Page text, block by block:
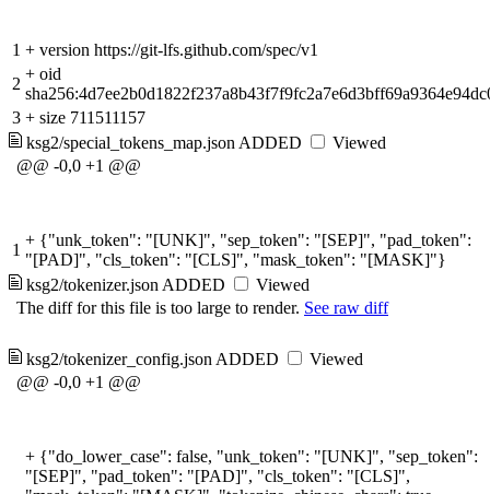
1 + version https://git-lfs.github.com/spec/v1
2
+ oid
3 + size 711511157
ksg2/special_tokens_map.json ADDED
Viewed
@@ -0,0 +1 @@
1
+ {"unk_token": "[UNK]", "sep_token": "[SEP]", "pad_token":
"[PAD]", "cls_token": "[CLS]", "mask_token": "[MASK]"}
ksg2/tokenizer.json ADDED
Viewed
The diff for this file is too large to render. See raw diff
ksg2/tokenizer_config.json ADDED
Viewed
@@ -0,0 +1 @@
+ {"do_lower_case": false, "unk_token": "[UNK]", "sep_token":
"[SEP]", "pad_token": "[PAD]", "cls_token": "[CLS]",